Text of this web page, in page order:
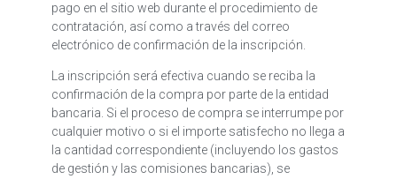
pago en el sitio web durante el procedimiento de
contratación, así como a través del correo
electrónico de confirmación de la inscripción.
La inscripción será efectiva cuando se reciba la
confirmación de la compra por parte de la entidad
bancaria. Si el proceso de compra se interrumpe por
cualquier motivo o si el importe satisfecho no llega a
la cantidad correspondiente (incluyendo los gastos
de gestión y las comisiones bancarias), se